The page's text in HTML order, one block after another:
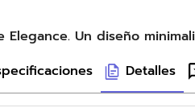
Un diseño
Detalles